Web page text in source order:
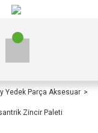
Yedek Parça Aksesuar